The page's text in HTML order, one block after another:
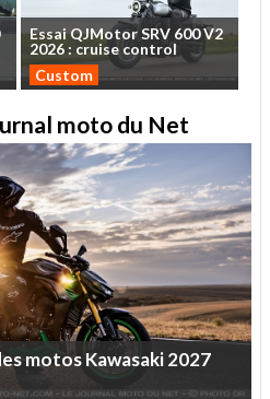
EssaiQJMotorSRV 600V2
2026 : cruise control
Custom
moto du Net
motosKawasaki2027